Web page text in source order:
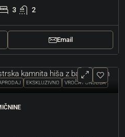
3 2
Email
EKSKLUZIVNO VROČA PONUDBA